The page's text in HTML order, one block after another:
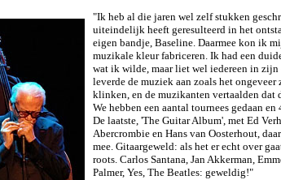
"Ik heb al die jaren wel zelf stukken
uiteindelijk heeft geresulteerd in het
eigen bandje, Baseline. Daarmee kon ik
muzikale kleur fabriceren. Ik had een
wat ik wilde, maar liet wel iedereen in zijn
leverde de muziek aan zoals het ongeveer
klinken, en de muzikanten vertaalden dat
We hebben een aantal tournees gedaan en
De laatste, 'The Guitar Album', met Ed
Abercrombie en Hans van Oosterhout,
mee. Gitaargeweld: als het er echt over
roots. Carlos Santana, Jan Akkerman,
Palmer, Yes, The Beatles: geweldig!"